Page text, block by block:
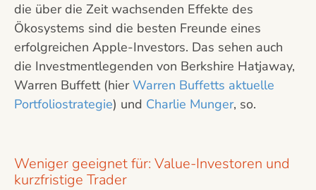
die über die Zeit wachsenden Effekte des
Ökosystems sind die besten Freunde eines
erfolgreichen Apple-Investors. Das sehen auch
die Investmentlegenden von Berkshire Hatjaway,
Warren Buffett (hierWarren Buffetts aktuelle
Portfoliostrategie) und Charlie Munger, so.
Weniger geeignet für: Value-Investoren und
kurzfristige Trader